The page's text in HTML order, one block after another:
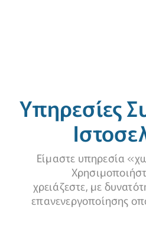
Υπηρεσίες
Είμαστε υπηρεσία
χρειάζεστε, με
επανενεργοποίησης